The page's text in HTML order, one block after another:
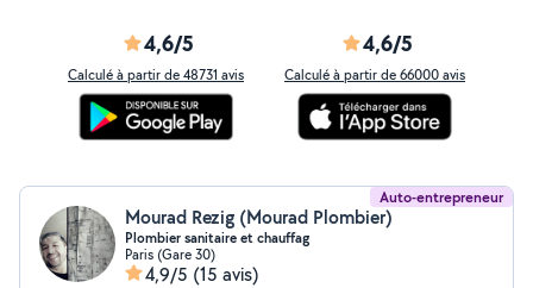
4,6/5
Calculé à partir de 48731 avis
4,6/5
Calculé à partir de 66000 avis
Auto-entrepreneur
Mourad Rezig (Mourad Plombier)
Plombier sanitaire et chauffag
Paris (Gare 30)
4,9/5 (15 avis)